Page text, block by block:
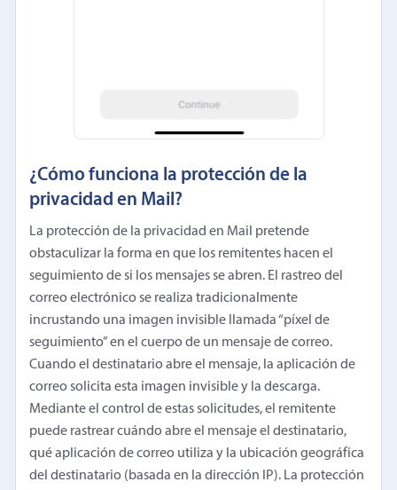
¿Cómo funciona la protección de la
privacidad en Mail?
La protección de la privacidad en Mail pretende
obstaculizar la forma en que los remitentes hacen el
seguimiento de si los mensajes se abren. El rastreo del
correo electrónico se realiza tradicionalmente
incrustando una imagen invisible llamada “píxel de
seguimiento” en el cuerpo de un mensaje de correo.
Cuando el destinatario abre el mensaje, la aplicación de
correo solicita esta imagen invisible y la descarga.
Mediante el control de estas solicitudes, el remitente
puede rastrear cuándo abre el mensaje el destinatario,
qué aplicación de correo utiliza y la ubicación geográfica
del destinatario (basada en la dirección IP). La protección